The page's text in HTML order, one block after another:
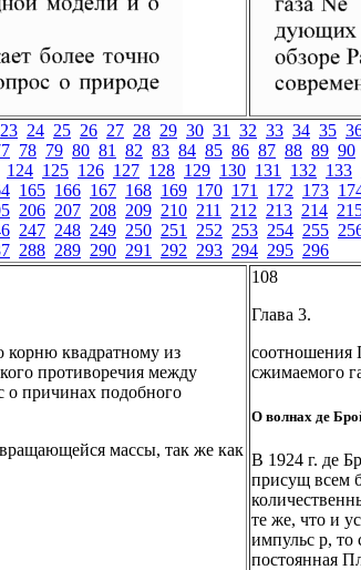
23 24 25 26 27 28 29 30 31 32 33 34 35
78 79 80 81 82 83 84 85 86 87 88 89 90
124 125 126 127 128 129 130 131 132 133
165 166 167 168 169 170 171 172 173
206 207 208 209 210 211 212 213 214
247 248 249 250 251 252 253 254 255
288 289 290 291 292 293 294 295 296
корню квадратному из
противоречия между
о причинах подобного
массы, так же как
108
Глава 3.
соотношения
сжимаемого
О волнах де
В 1924 г. де
присущ всем
те же, что и
импульс р, то
постоянная